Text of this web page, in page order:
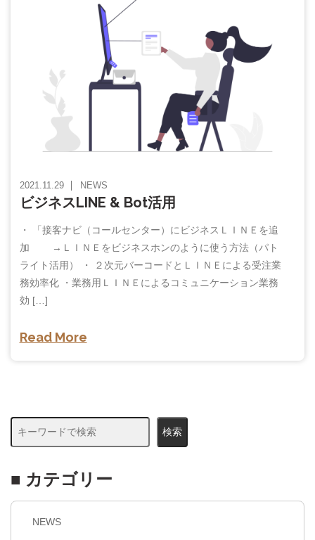
2021.11.29 NEWS
ビジネスLINE & Bot活用
・ 「接客ナビ（コールセンター）にビジネスＬＩＮＥを追
加 →ＬＩＮＥをビジネスホンのように使う方法（パト
ライト活用） ・ ２次元バーコードとＬＩＮＥによる受注業
務効率化 ・業務用ＬＩＮＥによるコミュニケーション業務
効 […]
Read More
検索
■ カテゴリー
NEWS